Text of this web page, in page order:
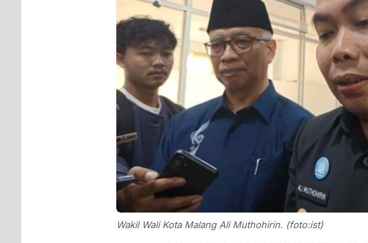
Wakil Wali Kota Malang Ali Muthohirin. (foto:ist)